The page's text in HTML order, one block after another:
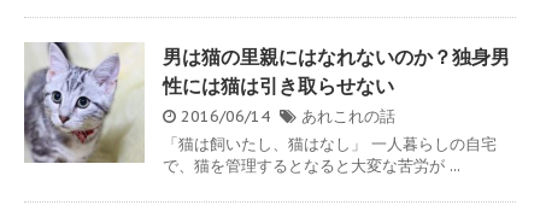
男は猫の里親にはなれないのか？独身男
性には猫は引き取らせない
2016/06/14
あれこれの話
「猫は飼いたし、猫はなし」 一人暮らしの自宅
で、猫を管理するとなると大変な苦労が ...